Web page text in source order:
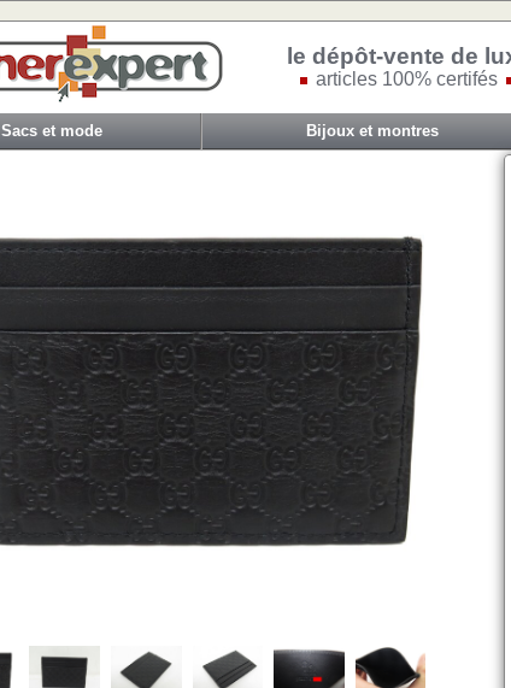
le dépôt-vente de
articles 100% certifés
Sacs et mode Bijoux et montres